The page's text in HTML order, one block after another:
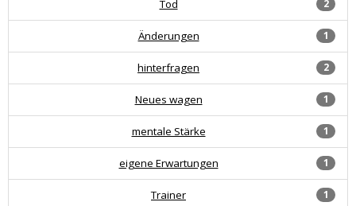
2
Tod
1
Änderungen
2
hinterfragen
1
Neues wagen
1
mentale Stärke
1
eigene Erwartungen
1
Trainer